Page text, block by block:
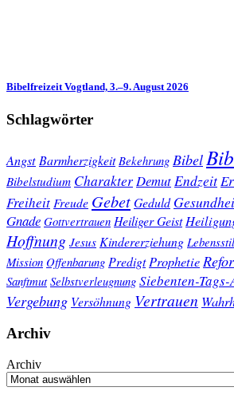
Bibelfreizeit Vogtland, 3.–9. August 2026
Schlagwörter
Angst Barmherzigkeit Bekehrung Bibel
Bibelstudium Charakter Demut Endzeit
Freiheit Freude GebetGeduld
Gnade Gottvertrauen Heiliger Geist
Hoffnung Jesus Kindererziehung Lebensstil
Mission Offenbarung Predigt Prophetie
Sanftmut Selbstverleugnung Siebenten-
Vergebung Versöhnung Vertrauen
Archiv
Archiv